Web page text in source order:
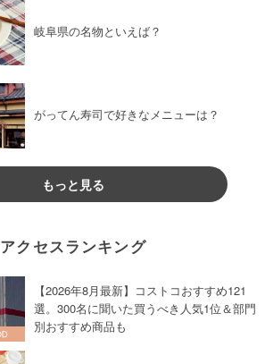
岐阜県の名物といえば？
がってん寿司で好きなメニューは？
もっと見る
アクセスランキング
【2026年8月最新】コストコおすすめ121
選。300名に聞いた買うべき人気1位＆部門
別おすすめ商品も